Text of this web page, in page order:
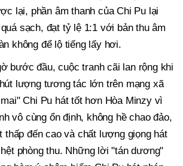
lại, phần âm thanh của Chi Pu lại
sạch, đạt tỷ lệ 1:1 với bản thu âm
không để lộ tiếng lấy hơi.
bước đầu, cuộc tranh cãi lan rộng khi
lượng tương tác lớn trên mạng xã
Chi Pu hát tốt hơn Hòa Minzy vì
vô cùng ổn định, không hề chao đảo,
đến cao và chất lượng giọng hát
phòng thu. Những lời "tán dương"